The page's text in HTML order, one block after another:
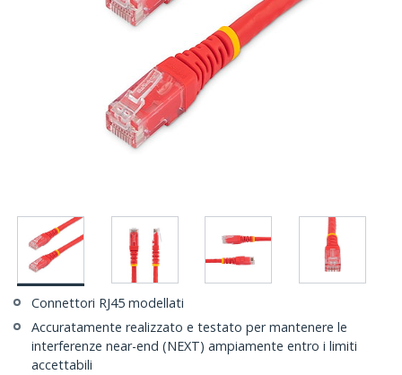
Connettori RJ45 modellati
Accuratamente realizzato e testato per mantenere le
interferenze near-end (NEXT) ampiamente entro i limiti
accettabili